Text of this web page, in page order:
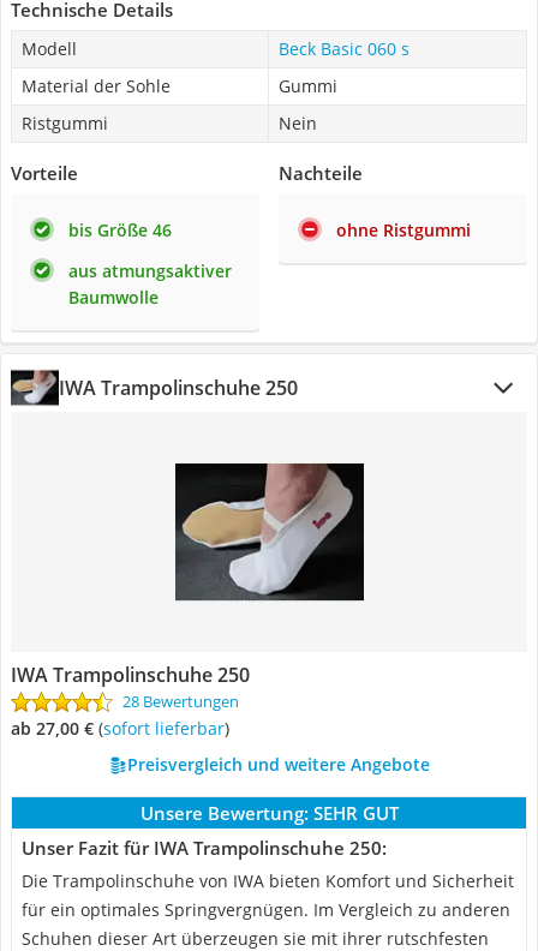
Technische Details
Modell
Beck Basic 060 s
Material der Sohle
Gummi
Ristgummi
Nein
Vorteile
bis Größe 46
aus atmungsaktiver
Baumwolle
Nachteile
ohne Ristgummi
IWA Trampolinschuhe 250
IWA Trampolinschuhe 250
28 Bewertungen
ab 27,00 € ( Sofort lieferbar)
Preisvergleich und weitere Angebote
Unsere Bewertung: SEHR GUT
Unser Fazit für IWA Trampolinschuhe 250:
Die Trampolinschuhe von IWA bieten Komfort und Sicherheit
für ein optimales Springvergnügen. Im Vergleich zu anderen
Schuhen dieser Art überzeugen sie mit ihrer rutschfesten